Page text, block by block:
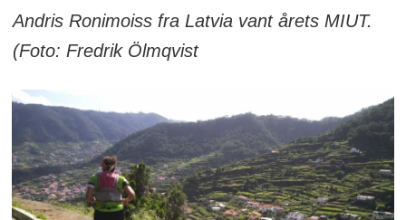
Andris Ronimoiss fra Latvia vant årets MIUT.
(Foto: Fredrik Ölmqvist